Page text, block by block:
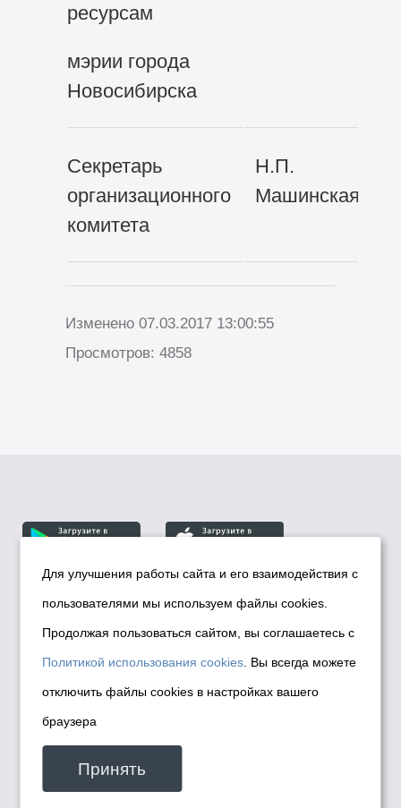
ресурсам
мэрии города
Новосибирска
Секретарь
организационного
комитета
Н.П.
Машинская
Изменено 07.03.2017 13:00:55
Просмотров: 4858
© Департамент информационной политики мэрии
города Новосибирска, 2026
Политика использования Cookies
Политика по обработке персональных
данных в информационных системах
мэрии города Новосибирска
Техническая поддержка сайта -
malinchukvl@mail.ru
Для улучшения работы сайта и его взаимодействия с
пользователями мы используем файлы cookies.
Продолжая пользоваться сайтом, вы соглашаетесь с
Политикой использования cookies . Вы всегда можете
отключить файлы cookies в настройках вашего
браузера
Принять